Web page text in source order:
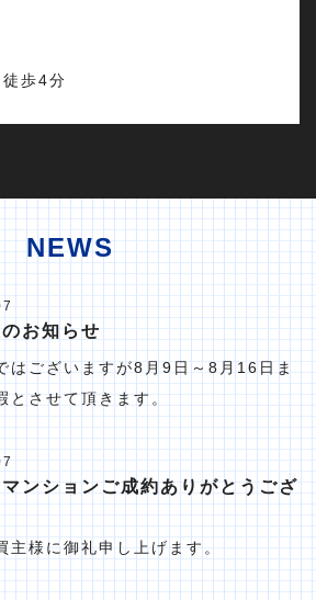
歩4分
NEWS
お知らせ
はございますが8月9日～8月16日ま
とさせて頂きます。
ンションご成約ありがとうござ
主様に御礼申し上げます。